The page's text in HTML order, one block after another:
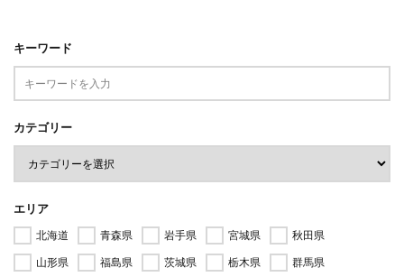
キーワード
カテゴリー
エリア
北海道 青森県 岩手県 宮城県
秋田県
山形県
福島県 茨城県 栃木県
群馬県